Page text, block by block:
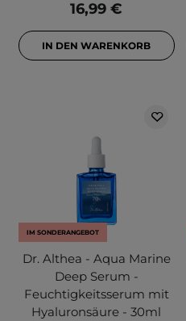
16,99 €
IN DEN WARENKORB
IM SONDERANGEBOT
Dr. Althea - Aqua Marine
Deep Serum -
Feuchtigkeitsserum mit
Hyaluronsäure - 30ml